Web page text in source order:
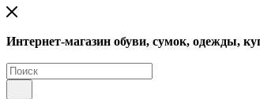
Интернет-магазин обуви, сумок, одежды,